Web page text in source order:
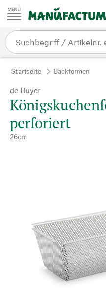
Zum Inhalt springen
Startseite Backformen
de Buyer
perforiert
26cm